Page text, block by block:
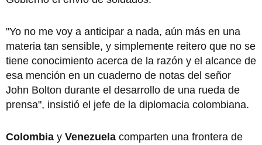
"Yo no me voy a anticipar a nada, aún más en una
materia tan sensible, y simplemente reitero que no se
tiene conocimiento acerca de la razón y el alcance de
esa mención en un cuaderno de notas del señor
John Bolton durante el desarrollo de una rueda de
prensa", insistió el jefe de la diplomacia colombiana.
Colombia y Venezuela comparten una frontera de